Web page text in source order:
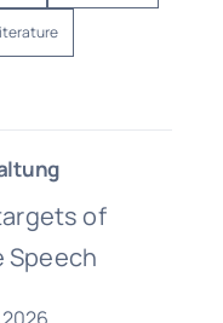
of
Speech